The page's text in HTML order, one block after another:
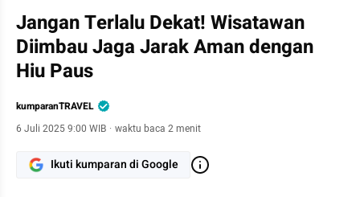
Jangan Terlalu Dekat! Wisatawan
Diimbau Jaga Jarak Aman dengan
Hiu Paus
kumparanTRAVEL
6 Juli 2025 9:00 WIB · waktu baca 2 menit
Ikuti kumparan di Google